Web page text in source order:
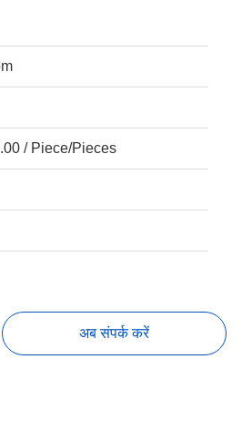
/ Piece/Pieces
अब संपर्क करें